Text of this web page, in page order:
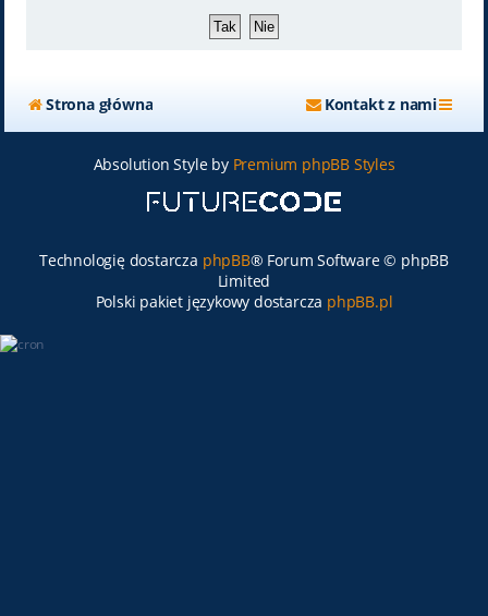
Strona główna Kontakt z nami
Absolution Style by Premium phpBB Styles
Technologię dostarcza phpBB® Forum Software © phpBB
Limited
Polski pakiet językowy dostarcza phpBB.pl